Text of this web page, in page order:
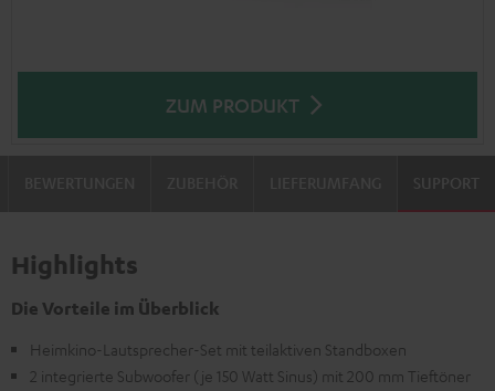
ZUM PRODUKT
SUPPORT
Highlights
Die Vorteile im Überblick
Heimkino-Lautsprecher-Set mit teilaktiven Standboxen
2 integrierte Subwoofer (je 150 Watt Sinus) mit 200 mm Tieftöner